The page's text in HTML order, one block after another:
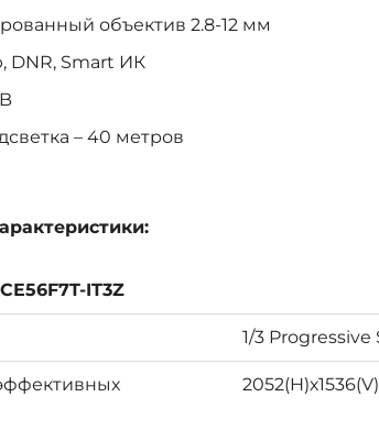
объектив 2.8-12 мм
DNR, Smart ИК
– 40 метров
IT3Z
1/3 Progressive
2052(H)х1536(V)